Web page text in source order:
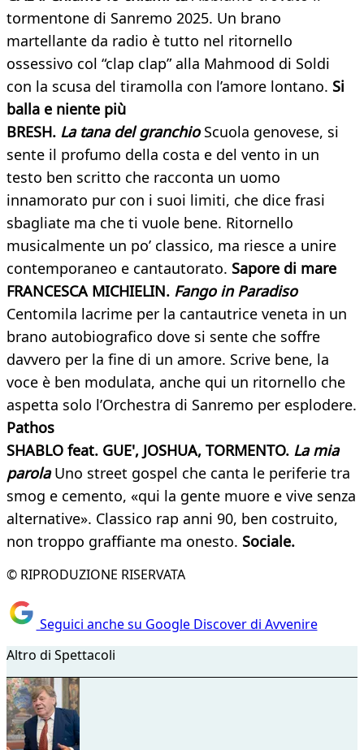
tormentone di Sanremo 2025. Un brano
martellante da radio è tutto nel ritornello
ossessivo col “clap clap” alla Mahmood di Soldi
con la scusa del tiramolla con l’amore lontano. Si
balla e niente più
BRESH. La tana del granchio Scuola genovese, si
sente il profumo della costa e del vento in un
testo ben scritto che racconta un uomo
innamorato pur con i suoi limiti, che dice frasi
sbagliate ma che ti vuole bene. Ritornello
musicalmente un po’ classico, ma riesce a unire
contemporaneo e cantautorato. Sapore di mare
FRANCESCA MICHIELIN. Fango in Paradiso
Centomila lacrime per la cantautrice veneta in un
brano autobiografico dove si sente che soffre
davvero per la fine di un amore. Scrive bene, la
voce è ben modulata, anche qui un ritornello che
aspetta solo l’Orchestra di Sanremo per esplodere.
Pathos
SHABLO feat. GUE', JOSHUA, TORMENTO. La mia
parolaUno street gospel che canta le periferie tra
smog e cemento, «qui la gente muore e vive senza
alternative». Classico rap anni 90, ben costruito,
non troppo graffiante ma onesto. Sociale.
© RIPRODUZIONE RISERVATA
Seguici anche su Google Discover di Avvenire
Altro di Spettacoli